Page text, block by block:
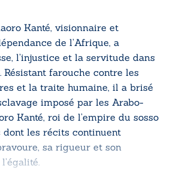
Kanté, visionnaire et
de l’Afrique, a
l’injustice et la servitude dans
Résistant farouche contre les
et la traite humaine, il a brisé
imposé par les Arabo-
Kanté, roi de l’empire du sosso
dont les récits continuent
sa rigueur et son